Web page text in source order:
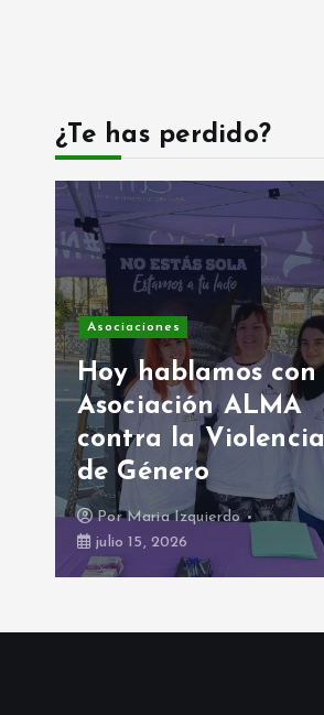
¿Te has perdido?
Asociaciones
Hoy hablamos con
Asociación ALMA
contra la Violencia
de Género
PorMaria Izquierdo
julio 15, 2026